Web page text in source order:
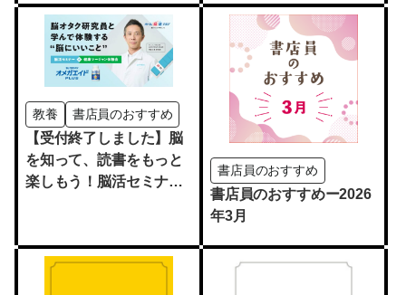
教養 書店員のおすすめ
【受付終了しました】脳
を知って、読書をもっと
楽しもう！脳活セミナー
書店員のおすすめ
書店員のおすすめー2026
年3月